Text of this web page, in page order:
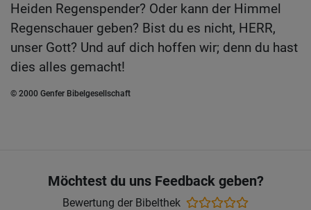
Heiden Regenspender? Oder kann der Himmel
Regenschauer geben? Bist du es nicht, HERR,
unser Gott? Und auf dich hoffen wir; denn du hast
dies alles gemacht!
© 2000 Genfer Bibelgesellschaft
Möchtest du uns Feedback geben?
Bewertung der Bibelthek